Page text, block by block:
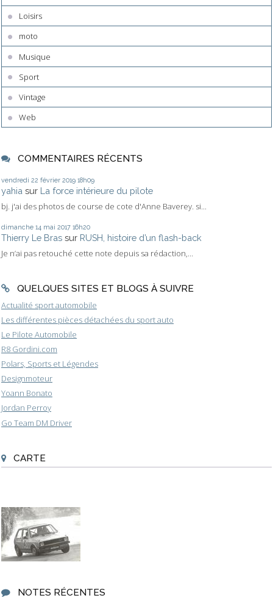
Loisirs
moto
Musique
Sport
Vintage
Web
COMMENTAIRES RÉCENTS
vendredi 22 février 2019 18h09
yahia sur La force intérieure du pilote
bj. j'ai des photos de course de cote d'Anne Baverey. si...
dimanche 14 mai 2017 16h20
Thierry Le Bras sur RUSH, histoire d’un flash-back
Je n’ai pas retouché cette note depuis sa rédaction,...
QUELQUES SITES ET BLOGS À SUIVRE
Actualité sport automobile
Les différentes pièces détachées du sport auto
Le Pilote Automobile
R8 Gordini.com
Polars, Sports et Légendes
Designmoteur
Yoann Bonato
Jordan Perroy
Go Team DM Driver
CARTE
NOTES RÉCENTES